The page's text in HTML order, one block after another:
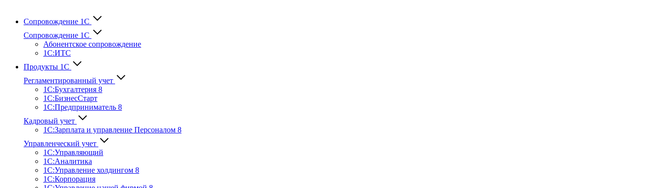
Сопровождение 1С
Сопровождение 1С
Абонентское сопровождение
1С:ИТС
Продукты 1С
Регламентированный учет
1C:Бухгалтерия 8
1С:БизнесСтарт
1C:Предприниматель 8
Кадровый учет
1С:Зарплата и управление Персона­лом 8
Управленческий учет
1С:Управляющий
1С:Аналитика
1С:Управление холдингом 8
1С:Корпорация